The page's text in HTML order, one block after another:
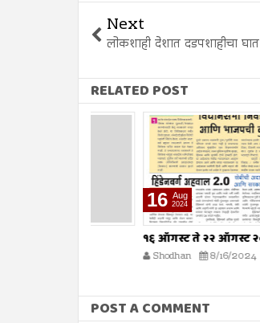
Next
लोकशाही देशात दडपशाहीचा घात
RELATED POST
१६ ऑगस्ट ते २२ ऑगस्ट २०२४
8/16/2024
POST A COMMENT